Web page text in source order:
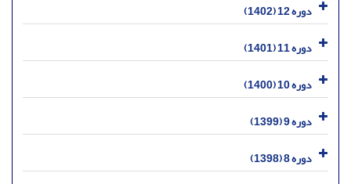
دوره 12 (1402)
دوره 11 (1401)
دوره 10 (1400)
دوره 9 (1399)
دوره 8 (1398)